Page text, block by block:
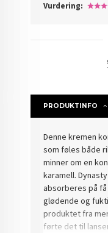
Vurdering:
PRODUKTINFO
Denne kremen
som føles både
minner om en
karamell.
absorberes på
glødende og
produktet fra
førte det til